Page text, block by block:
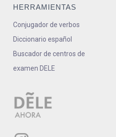
HERRAMIENTAS
Conjugador de verbos
Diccionario español
Buscador de centros de
examen DELE